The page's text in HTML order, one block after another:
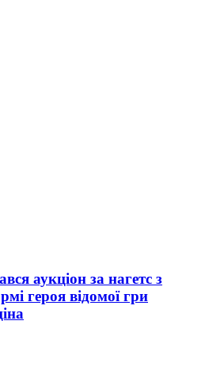
аукціон за нагетс з
героя відомої гри